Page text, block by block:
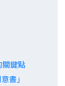
關鍵點
書」